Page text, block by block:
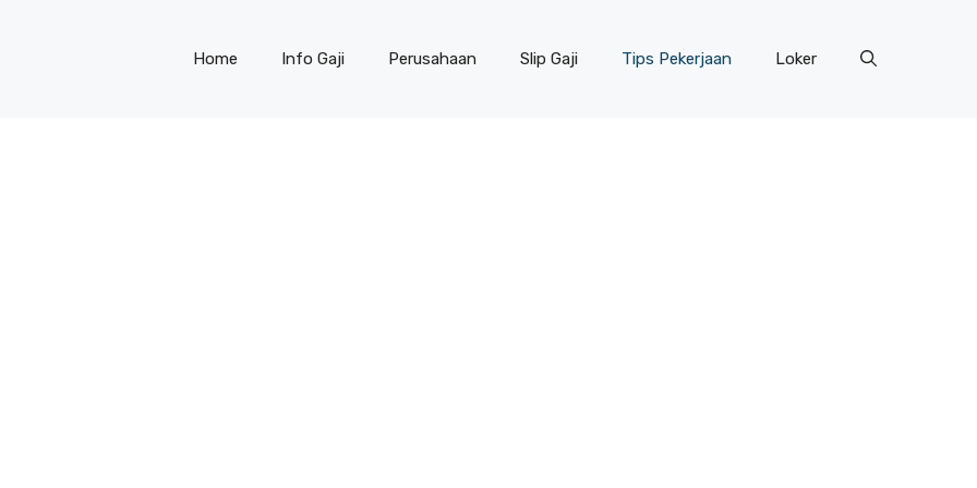
Home Info Gaji Perusahaan Slip Gaji Tips Pekerjaan Loker